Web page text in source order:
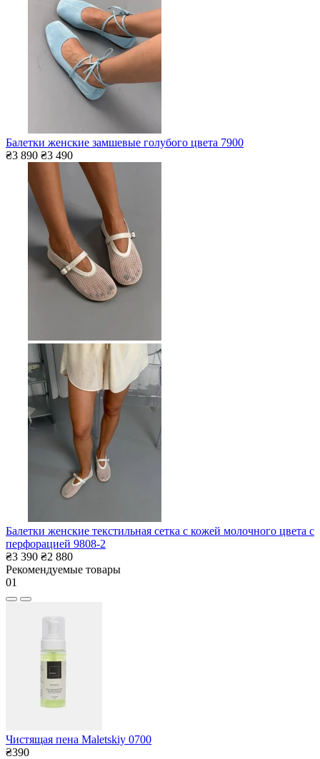
Балетки женские замшевые голубого цвета 7900
₴3 890 ₴3 490
Балетки женские текстильная сетка с кожей молочного цвета с
перфорацией 9808-2
₴3 390 ₴2 880
Рекомендуемые товары
01
Чистящая пена Maletskiy 0700
₴390